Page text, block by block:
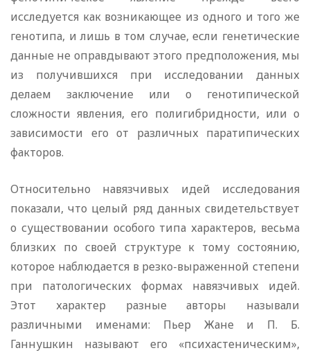
исследуется как возникающее из одного и того же
генотипа, и лишь в том случае, если генетические
данные не оправдывают этого предположения, мы
из получившихся при исследовании данных
делаем заключение или о генотипической
сложности явления, его полигибридности, или о
зависимости его от различных паратипических
факторов.
Относительно навязчивых идей исследования
показали, что целый ряд данных свидетельствует
о существовании особого типа характеров, весьма
близких по своей структуре к тому состоянию,
которое наблюдается в резко-выраженной степени
при патологических формах навязчивых идей.
Этот характер разные авторы называли
различными именами: Пьер Жане и П. Б.
Ганнушкин назы­вают его «психастеническим»,